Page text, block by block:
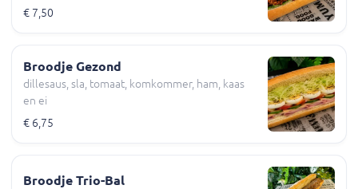
€ 7,50
Broodje Gezond
dillesaus, sla, tomaat, komkommer, ham, kaas
en ei
€ 6,75
Broodje Trio-Bal